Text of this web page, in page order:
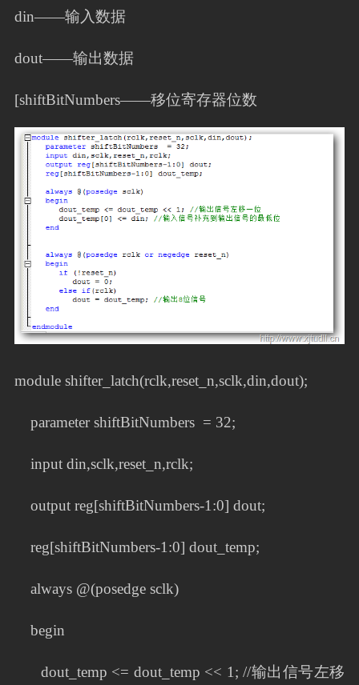
din——输入数据
dout——输出数据
[shiftBitNumbers——移位寄存器位数
module shifter_latch(rclk,reset_n,sclk,din,dout);
parameter shiftBitNumbers = 32;
input din,sclk,reset_n,rclk;
output reg[shiftBitNumbers-1:0] dout;
reg[shiftBitNumbers-1:0] dout_temp;
always @(posedge sclk)
begin
dout_temp <= dout_temp << 1; //输出信号左移